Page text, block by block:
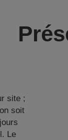
site ;
soit
Le